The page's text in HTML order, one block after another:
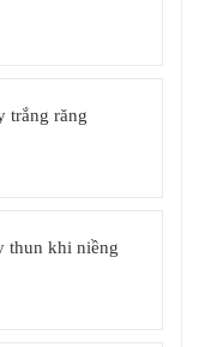
trắng răng
thun khi niềng